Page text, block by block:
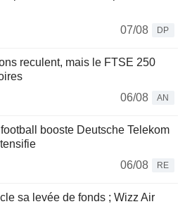
07/08
DP
reculent, mais le FTSE 250
06/08
AN
booste Deutsche Telekom
06/08
RE
sa levée de fonds ; Wizz Air